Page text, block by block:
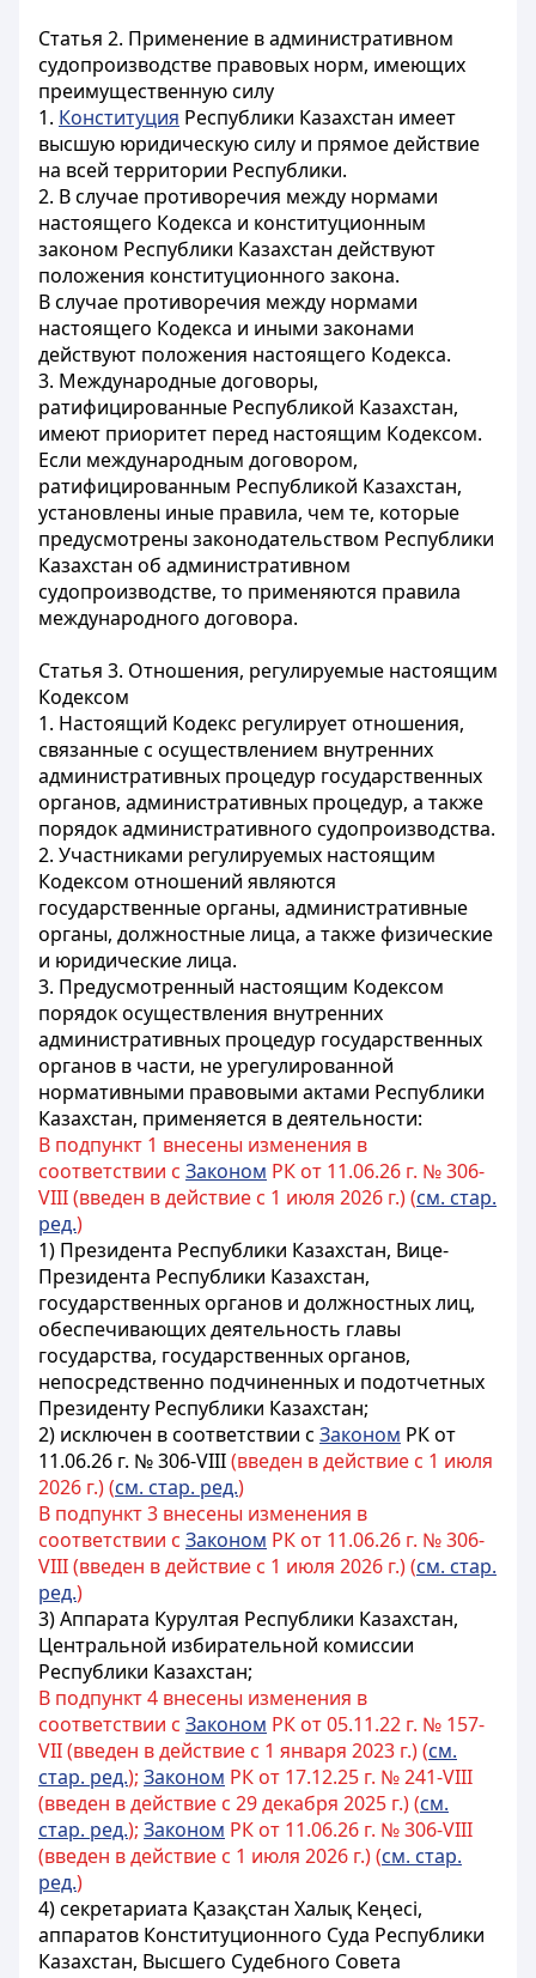
Статья 2. Применение в административном
судопроизводстве правовых норм, имеющих
преимущественную силу
1. Конституция Республики Казахстан имеет
высшую юридическую силу и прямое действие
на всей территории Республики.
2. В случае противоречия между нормами
настоящего Кодекса и конституционным
законом Республики Казахстан действуют
положения конституционного закона.
В случае противоречия между нормами
настоящего Кодекса и иными законами
действуют положения настоящего Кодекса.
3. Международные договоры,
ратифицированные Республикой Казахстан,
имеют приоритет перед настоящим Кодексом.
Если международным договором,
ратифицированным Республикой Казахстан,
установлены иные правила, чем те, которые
предусмотрены законодательством Республики
Казахстан об административном
судопроизводстве, то применяются правила
международного договора.
Статья 3. Отношения, регулируемые настоящим
Кодексом
1. Настоящий Кодекс регулирует отношения,
связанные с осуществлением внутренних
административных процедур государственных
органов, административных процедур, а также
порядок административного судопроизводства.
2. Участниками регулируемых настоящим
Кодексом отношений являются
государственные органы, административные
органы, должностные лица, а также физические
и юридические лица.
3. Предусмотренный настоящим Кодексом
порядок осуществления внутренних
административных процедур государственных
органов в части, не урегулированной
нормативными правовыми актами Республики
Казахстан, применяется в деятельности:
В подпункт 1 внесены изменения в
соответствии с Законом РК от 11.06.26 г. № 306-
VIII (введен в действие с 1 июля 2026 г.) (см. стар.
ред.)
1) Президента Республики Казахстан, Вице-
Президента Республики Казахстан,
государственных органов и должностных лиц,
обеспечивающих деятельность главы
государства, государственных органов,
непосредственно подчиненных и подотчетных
Президенту Республики Казахстан;
2) исключен в соответствии с Законом РК от
11.06.26 г. № 306-VIII(введен в действие с 1 июля
2026 г.) (см. стар. ред.)
В подпункт 3 внесены изменения в
соответствии с Законом РК от 11.06.26 г. № 306-
VIII (введен в действие с 1 июля 2026 г.) (см. стар.
ред.)
3) Аппарата Курултая Республики Казахстан,
Центральной избирательной комиссии
Республики Казахстан;
В подпункт 4 внесены изменения в
соответствии с Законом РК от 05.11.22 г. № 157-
VII (введен в действие с 1 января 2023 г.) (см.
стар. ред.); Законом РК от 17.12.25 г. № 241-VIII
(введен в действие с 29 декабря 2025 г.) (см.
стар. ред.); Законом РК от 11.06.26 г. № 306-VIII
(введен в действие с 1 июля 2026 г.) (см. стар.
ред.)
4) секретариата Қазақстан Халық Кеңесі,
аппаратов Конституционного Суда Республики
Казахстан, Высшего Судебного Совета